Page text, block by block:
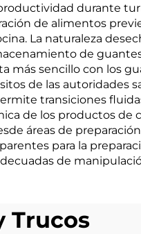
durante
de alimentos
La naturaleza
de
sencillo con los
de las autoridades
transiciones
de los productos de
áreas de
para la
de
Trucos